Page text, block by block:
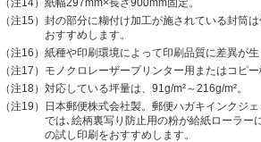
（注14） 紙幅297mm×長さ900mm固定。
（注15） 封の部分に糊付け加工が施されている封筒
おすすめします。
（注16） 紙種や印刷環境によって印刷品質に差異が
（注17） モノクロレーザープリンター用またはコピー
（注18） 対応している坪量は、91g/m²～216g/m²。
（注19）
日本郵便株式会社製。郵便ハガキインクジ
では､絵柄裏写り防止用の粉が給紙ローラ
の試し印刷をおすすめします。